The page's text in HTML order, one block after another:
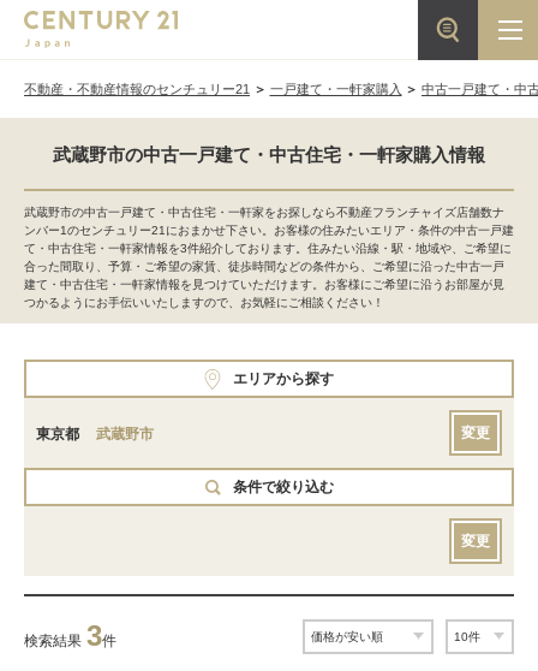
不動産・不動産情報のセンチュリー21 一戸建て・一軒家購入 中古一戸建て・中
武蔵野市の中古一戸建て・中古住宅・一軒家購入情報
武蔵野市の中古一戸建て・中古住宅・一軒家をお探しなら不動産フランチャイズ店舗数ナ
ンバー1のセンチュリー21におまかせ下さい。お客様の住みたいエリア・条件の中古一戸建
て・中古住宅・一軒家情報を3件紹介しております。住みたい沿線・駅・地域や、ご希望に
合った間取り、予算・ご希望の家賃、徒歩時間などの条件から、ご希望に沿った中古一戸
建て・中古住宅・一軒家情報を見つけていただけます。お客様にご希望に沿うお部屋が見
つかるようにお手伝いいたしますので、お気軽にご相談ください！
エリアから探す
東京都 武蔵野市 変更
条件で絞り込む
変更
検索結果 3件